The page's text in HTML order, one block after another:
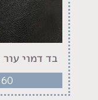
בד דמוי
60